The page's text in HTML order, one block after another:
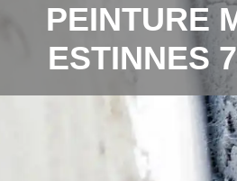
PEINTURE
ESTINNES